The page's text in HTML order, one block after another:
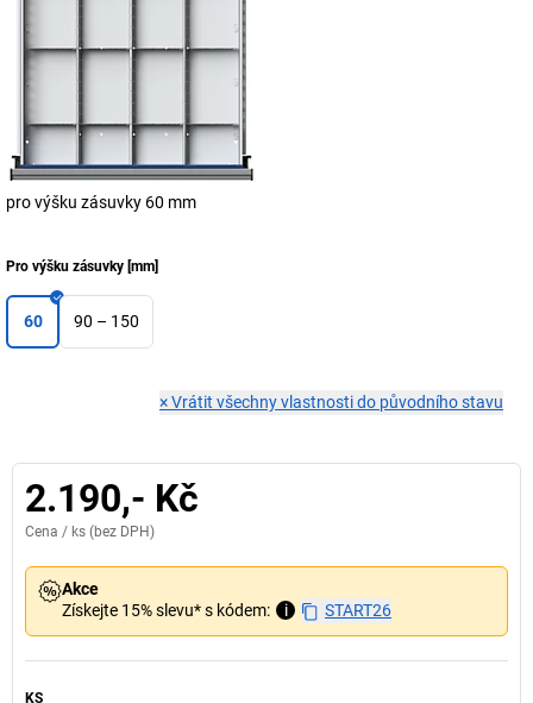
pro výšku zásuvky 60 mm
Pro výšku zásuvky [mm]
60 90 – 150
×Vrátit všechny vlastnosti do původního stavu
2.190,- Kč
Cena / ks (bez DPH)
Akce
Získejte 15% slevu* s kódem:
i START26
KS